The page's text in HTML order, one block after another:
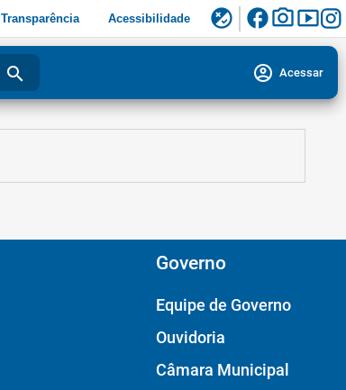
Transparência Acessibilidade flaky facebookphoto_camerasmart_display
search account_circle Acessar
Governo
Equipe de Governo
Ouvidoria
Câmara Municipal